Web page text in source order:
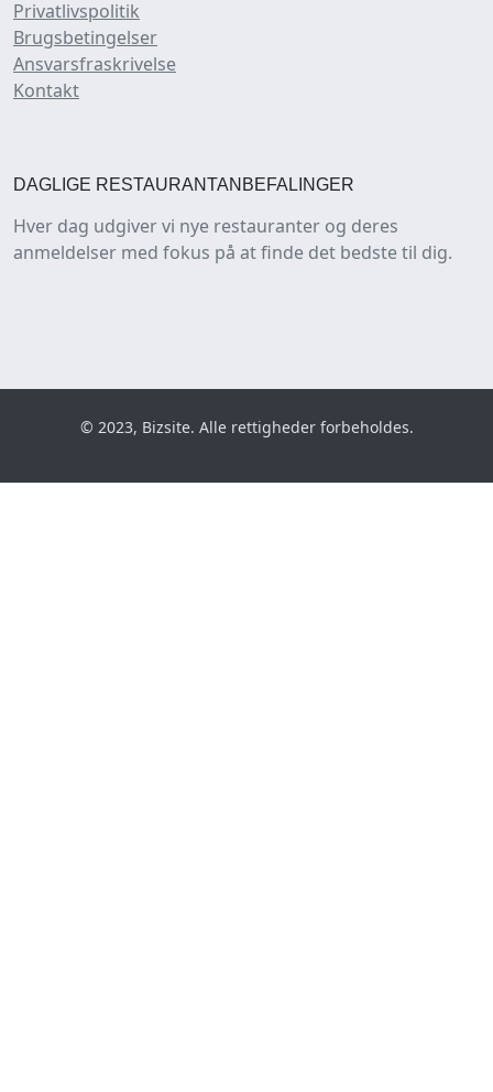
Privatlivspolitik
Brugsbetingelser
Ansvarsfraskrivelse
Kontakt
DAGLIGE RESTAURANTANBEFALINGER
Hver dag udgiver vi nye restauranter og deres
anmeldelser med fokus på at finde det bedste til dig.
© 2023, Bizsite. Alle rettigheder forbeholdes.